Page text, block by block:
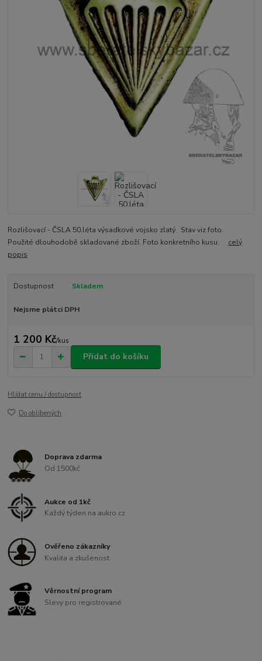
Rozlišovací - ČSLA 50.léta výsadkové vojsko zlatý Stav viz foto.
Použité dlouhodobě skladované zboží. Foto konkretního kusu. celý
popis
Dostupnost Skladem
Nejsme plátci DPH
1 200 Kč/kus
Přidat do košíku
Hlídat cenu / dostupnost
Do oblíbených
Doprava zdarma
Od 1500kč
Aukce od 1kč
Každý týden na aukro.cz
Ověřeno zákazníky
Kvalita a zkušenost
Věrnostní program
Slevy pro registrované